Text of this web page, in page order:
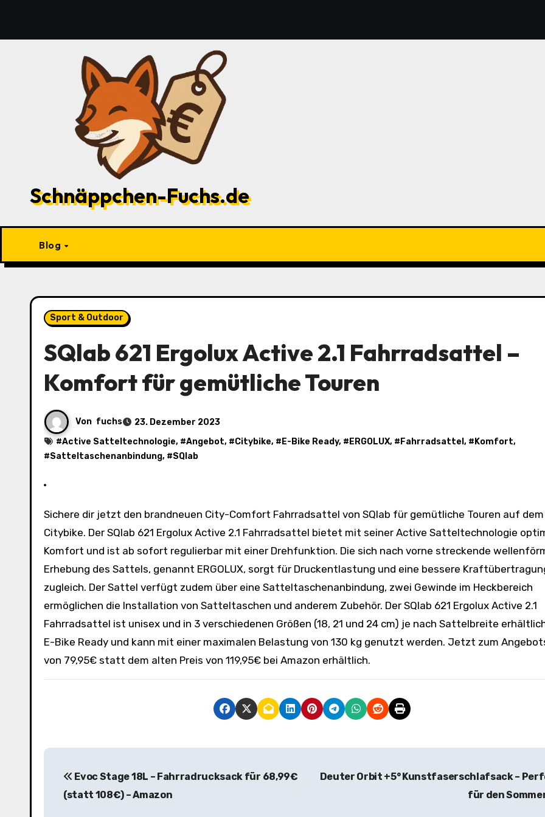
springen
Schnäppchen-Fuchs.de
Blog
Sport & Outdoor
SQlab 621 Ergolux Active 2.1 Fahrradsattel –
Komfort für gemütliche Touren
Von fuchs
23. Dezember 2023
#Active Satteltechnologie, #Angebot, #Citybike, # E-Bike Ready, # ERGOLUX, # Fahrradsattel , # Komfort,
#Satteltaschenanbindung, #SQlab
Sichere dir jetzt den brandneuen City-Comfort Fahrradsattel von SQlab für gemütliche Touren auf dem
Citybike. Der SQlab 621 Ergolux Active 2.1 Fahrradsattel bietet mit seiner Active Satteltechnologie
Komfort und ist ab sofort regulierbar mit einer Drehfunktion. Die sich nach vorne streckende
Erhebung des Sattels, genannt ERGOLUX, sorgt für Druckentlastung und eine bessere
zugleich. Der Sattel verfügt zudem über eine Satteltaschenanbindung, zwei Gewinde im Heckbereich
ermöglichen die Installation von Satteltaschen und anderem Zubehör. Der SQlab 621 Ergolux Active 2.1
Fahrradsattel ist unisex und in 3 verschiedenen Größen (18, 21 und 24 cm) je nach Sattelbreite
E-Bike Ready und kann mit einer maximalen Belastung von 130 kg genutzt werden. Jetzt zum
von 79,95€ statt dem alten Preis von 119,95€ bei Amazon erhältlich.
B
Evoc Stage 18L – Fahrradrucksack für 68,99€
(statt 108€) – Amazon
Deuter Orbit +5° Kunstfaserschlafsack –
für den